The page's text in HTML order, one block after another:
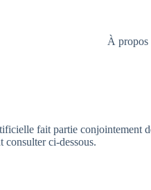
À propos
fait partie
consulter ci-dessous.